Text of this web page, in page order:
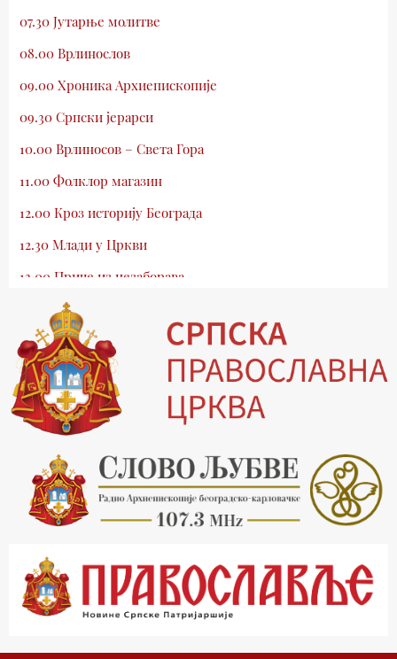
07.30 Јутарње молитве
08.00 Врлинослов
09.00 Хроника Архиепископије
09.30 Српски јерарси
10.00 Врлиносов – Света Гора
11.00 Фолклор магазин
12.00 Кроз историју Београда
12.30 Млади у Цркви
13.00 Приче из незаборава
13.30 Храм културе
14.00 Питања и одговори
15.03 Беседа Патријарха Порфирија
15.15 Молитве
15.30 Манастири на Косову и Метохији
16.03 Српска историјска читанка
16.30 Тврђаве Дунава
17.03 Бит – емисија Ненада Гугла
17.30 Приче из незаборава
18.03 Врлинослов